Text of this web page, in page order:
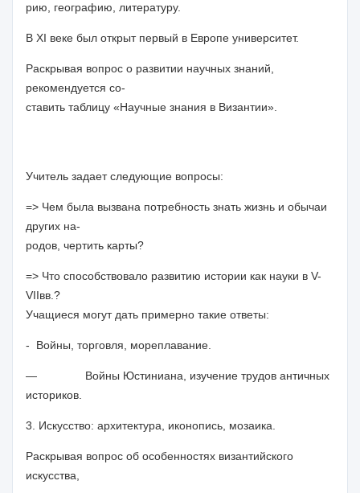
рию, географию, литературу.
В XI веке был открыт первый в Европе университет.
Раскрывая вопрос о развитии научных знаний,
рекомендуется со-
ставить таблицу «Научные знания в Византии».
Учитель задает следующие вопросы:
=> Чем была вызвана потребность знать жизнь и обычаи
других на-
родов, чертить карты?
=> Что способствовало развитию истории как науки в V-
VIIвв.?
Учащиеся могут дать примерно такие ответы:
- Войны, торговля, мореплавание.
— Войны Юстиниана, изучение трудов античных
историков.
3. Искусство: архитектура, иконопись, мозаика.
Раскрывая вопрос об особенностях византийского
искусства,